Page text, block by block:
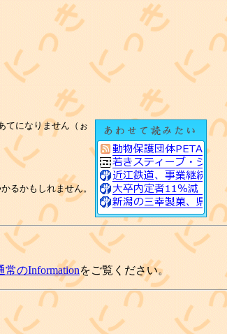
になりません（ぉ
るかもしれません。
常のInformationをご覧ください。